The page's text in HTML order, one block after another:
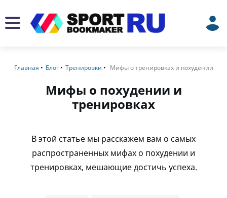
Главная Блог Тренировки Мифы о тренировках и похудении
Мифы о похудении и
тренировках
В этой статье мы расскажем вам о самых
распространенных мифах о похудении и
тренировках, мешающие достичь успеха.